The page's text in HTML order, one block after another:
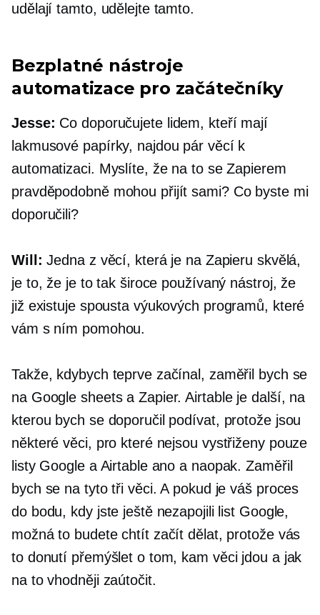
udělají tamto, udělejte tamto.
Bezplatné nástroje
automatizace pro začátečníky
Jesse: Co doporučujete lidem, kteří mají
lakmusové papírky, najdou pár věcí k
automatizaci. Myslíte, že na to se Zapierem
pravděpodobně mohou přijít sami? Co byste mi
doporučili?
Will: Jedna z věcí, která je na Zapieru skvělá,
je to, že je to tak široce používaný nástroj, že
již existuje spousta výukových programů, které
vám s ním pomohou.
Takže, kdybych teprve začínal, zaměřil bych se
na Google sheets a Zapier. Airtable je další, na
kterou bych se doporučil podívat, protože jsou
některé věci, pro které nejsou vystřiženy pouze
listy Google a Airtable ano a naopak. Zaměřil
bych se na tyto tři věci. A pokud je váš proces
do bodu, kdy jste ještě nezapojili list Google,
možná to budete chtít začít dělat, protože vás
to donutí přemýšlet o tom, kam věci jdou a jak
na to vhodněji zaútočit.